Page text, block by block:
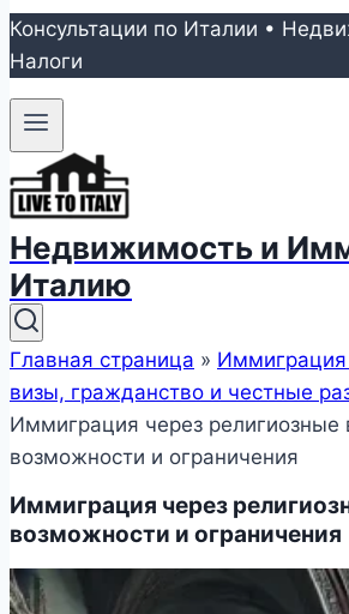
Консультации по Италии •
Налоги
Недвижимость и
Италию
Главная страница »
визы, гражданство и честные
Иммиграция через религиозные
возможности и ограничения
Иммиграция через
возможности и ограничения